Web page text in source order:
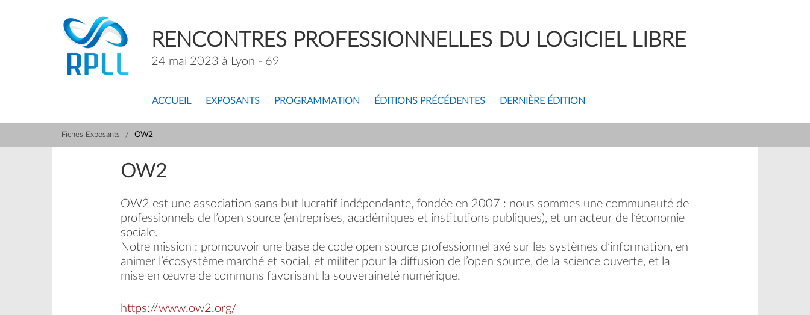
RENCONTRES PROFESSIONNELLES DU LOGICIEL LIBRE
24 mai 2023 à Lyon - 69
ACCUEIL EXPOSANTS PROGRAMMATION ÉDITIONS PRÉCÉDENTES DERNIÈRE ÉDITION
Fiches Exposants OW2
OW2
OW2 est une association sans but lucratif indépendante, fondée en 2007 : nous sommes une communauté de
professionnels de l’open source (entreprises, académiques et institutions publiques), et un acteur de l’économie
sociale.
Notre mission : promouvoir une base de code open source professionnel axé sur les systèmes d’information, en
animer l’écosystème marché et social, et militer pour la diffusion de l’open source, de la science ouverte, et la
mise en œuvre de communs favorisant la souveraineté numérique.
https://www.ow2.org/